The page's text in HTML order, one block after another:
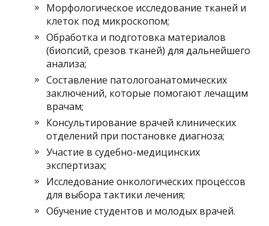
Морфологическое исследование тканей и
клеток под микроскопом;
Обработка и подготовка материалов
(биопсий, срезов тканей) для дальнейшего
анализа;
Составление патологоанатомических
заключений, которые помогают лечащим
врачам;
Консультирование врачей клинических
отделений при постановке диагноза;
Участие в судебно-медицинских
экспертизах;
Исследование онкологических процессов
для выбора тактики лечения;
Обучение студентов и молодых врачей.